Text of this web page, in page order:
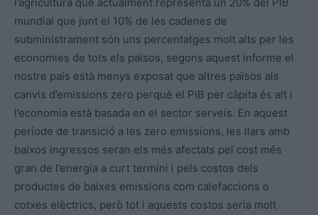
mundial que junt el 10% de les cadenes de
subministrament són uns percentatges molt alts per les
economies de tots els països, segons aquest informe el
nostre país està menys exposat que altres països als
canvis d’emissions zero perquè el PIB per càpita és alt i
l’economia està basada en el sector serveis. En aquest
període de transició a les zero emissions, les llars amb
baixos ingressos seran els més afectats pel cost més
gran de l’energia a curt termini i pels costos dels
productes de baixes emissions com calefaccions o
cotxes elèctrics, però tot i aquests costos seria molt